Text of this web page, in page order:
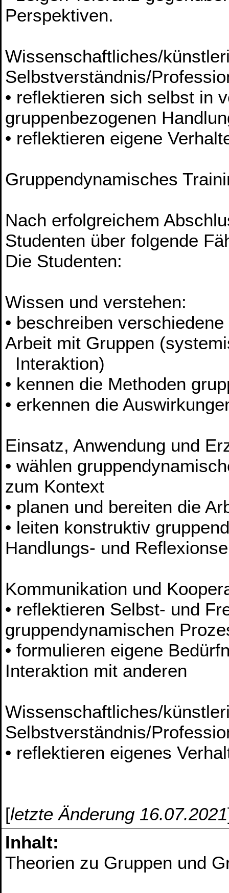
Perspektiven.
Wissenschaftliches/
Selbstverständnis/
• reflektieren sich selbst in
gruppenbezogenen
• reflektieren eigene
Gruppendynamisches
Nach erfolgreichem
Studenten über folgende
Die Studenten:
Wissen und verstehen:
• beschreiben
Arbeit mit Gruppen
Interaktion)
• kennen die Methoden
• erkennen die
Einsatz, Anwendung und
• wählen
zum Kontext
• planen und bereiten die
• leiten konstruktiv
Handlungs- und
Kommunikation und
• reflektieren Selbst- und
gruppendynamischen
• formulieren eigene
Interaktion mit anderen
Wissenschaftliches/
Selbstverständnis/
• reflektieren eigenes
[letzte Änderung 16.07.2021
Inhalt:
Theorien zu Gruppen und